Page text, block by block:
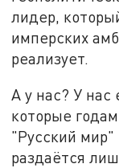
лидер,
имперских
реализует.
А у нас? У
которые
"Русский мир"
раздаётся